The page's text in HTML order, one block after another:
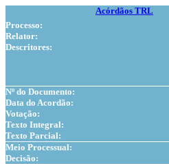
Acórdãos TRL
Processo:
Relator:
Descritores:
Nº do Documento:
Data do Acordão:
Votação:
Texto Integral:
Texto Parcial:
Meio Processual:
Decisão: